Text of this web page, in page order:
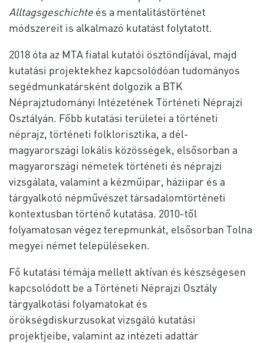
Alltagsgeschichte és a mentalitástörténet
módszereit is alkalmazó kutatást folytatott.
2018 óta az MTA fiatal kutatói ösztöndíjával, majd
kutatási projektekhez kapcsolódóan tudományos
segédmunkatársként dolgozik a BTK
Néprajztudományi Intézetének Történeti Néprajzi
Osztályán. Főbb kutatási területei a történeti
néprajz, történeti folklorisztika, a dél-
magyarországi lokális közösségek, elsősorban a
magyarországi németek történeti és néprajzi
vizsgálata, valamint a kézműipar, háziipar és a
tárgyalkotó népművészet társadalomtörténeti
kontextusban történő kutatása. 2010-től
folyamatosan végez terepmunkát, elsősorban Tolna
megyei német településeken.
Fő kutatási témája mellett aktívan és készségesen
kapcsolódott be a Történeti Néprajzi Osztály
tárgyalkotási folyamatokat és
örökségdiskurzusokat vizsgáló kutatási
projektjeibe, valamint az intézeti adattár